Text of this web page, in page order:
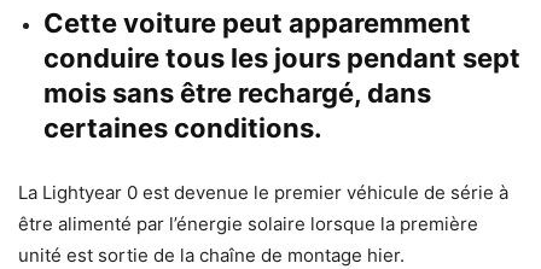
Cette voiture peut apparemment
conduire tous les jours pendant sept
mois sans être rechargé, dans
certaines conditions.
La Lightyear 0 est devenue le premier véhicule de série à
être alimenté par l’énergie solaire lorsque la première
unité est sortie de la chaîne de montage hier.